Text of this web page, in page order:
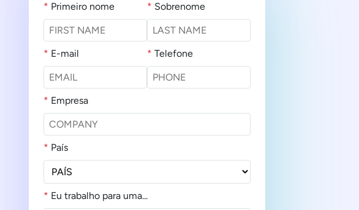
* Primeiro nome * Sobrenome
* E-mail * Telefone
* Empresa
* País
* Eu trabalho para uma...